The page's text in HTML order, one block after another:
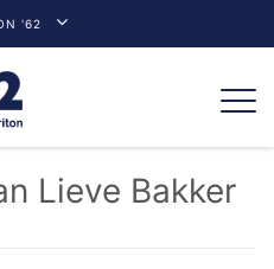
'62
Lieve Bakker